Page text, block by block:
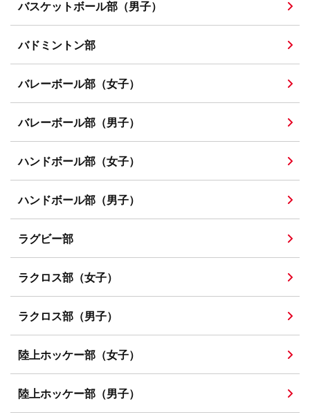
バスケットボール部（男子）
バドミントン部
バレーボール部（女子）
バレーボール部（男子）
ハンドボール部（女子）
ハンドボール部（男子）
ラグビー部
ラクロス部（女子）
ラクロス部（男子）
陸上ホッケー部（女子）
陸上ホッケー部（男子）